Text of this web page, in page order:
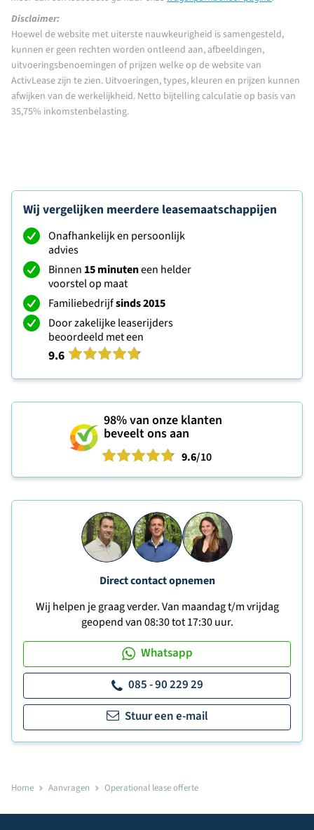
Disclaimer:
Hoewel de website met uiterste nauwkeurigheid is samengesteld,
kunnen er geen rechten worden ontleend aan, afbeeldingen,
uitvoeringsbenoemingen of prijzen welke op de website van
ActivLease zijn te zien. Uitvoeringen, types, kleuren en prijzen kunnen
afwijken van de werkelijkheid. Netto bijtelling calculatie op basis van
35,75% inkomstenbelasting.
Wij vergelijken meerdere leasemaatschappijen
Onafhankelijk en persoonlijk
advies
Binnen 15 minuteneen helder
voorstel op maat
Familiebedrijfsinds 2015
Door zakelijke leaserijders
beoordeeld met een
9.6
98%van onze klanten
beveelt ons aan
9.6/10
Direct contact opnemen
Wij helpen je graag verder. Van maandag t/m vrijdag
geopend van 08:30 tot 17:30 uur.
Whatsapp
085 - 90 229 29
Stuur een e-mail
Home Aanvragen Operational lease offerte